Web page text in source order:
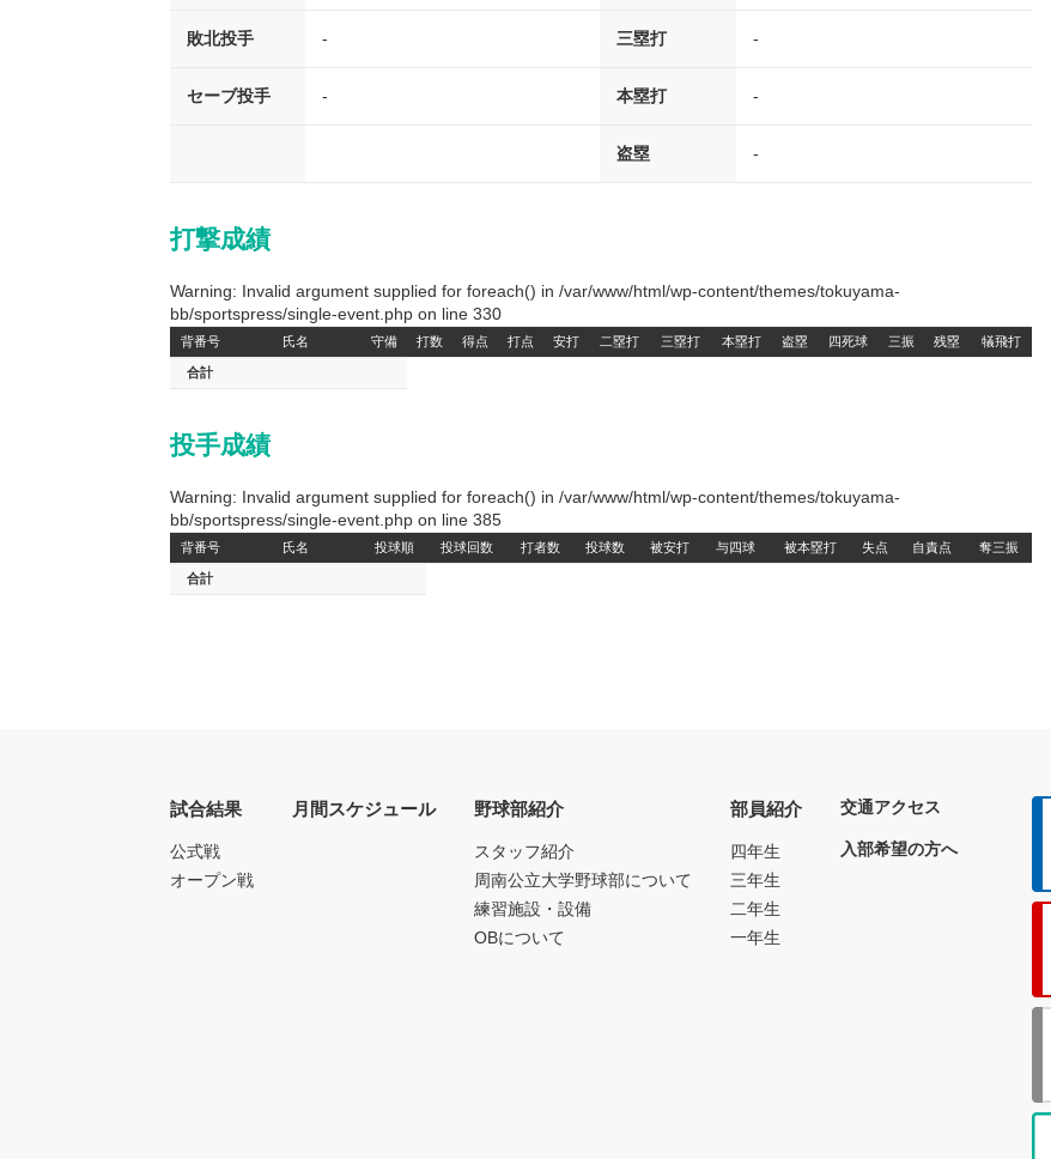
敗北投手 - 三塁打 -
セーブ投手 - 本塁打 -
盗塁 -
打撃成績
Warning: Invalid argument supplied for foreach() in /var/www/html/wp-content/themes/tokuyama-
bb/sportspress/single-event.php on line 330
背番号 氏名 守備 打数 得点 打点 安打 二塁打 三塁打 本塁打 盗塁 四死球 三振 残塁 犠飛打
合計
投手成績
Warning: Invalid argument supplied for foreach() in /var/www/html/wp-content/themes/tokuyama-
bb/sportspress/single-event.php on line 385
背番号 氏名 投球順 投球回数 打者数 投球数 被安打 与四球 被本塁打 失点 自責点 奪三振
合計
試合結果
公式戦
オープン戦
月間スケジュール 野球部紹介
スタッフ紹介
周南公立大学野球部について
練習施設・設備
OBについて
部員紹介
四年生
三年生
二年生
一年生
交通アクセス
入部希望の方へ